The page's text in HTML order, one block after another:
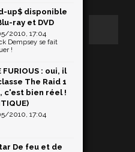
up$ disponible
ray et DVD
2010, 17:04
Dempsey se fait
!
FURIOUS : oui, il
The Raid 1
c'est bien réel !
2010, 17:04
De feu et de